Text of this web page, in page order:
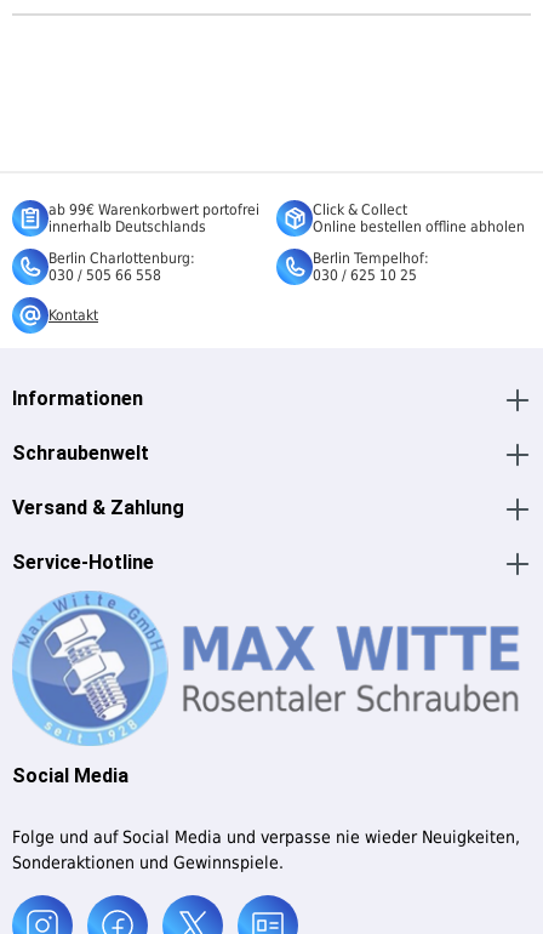
ab 99€ Warenkorbwert portofrei
innerhalb Deutschlands
Click & Collect
Online bestellen offline abholen
Berlin Charlottenburg:
030 / 505 66 558
Berlin Tempelhof:
030 / 625 10 25
Kontakt
Informationen
Schraubenwelt
Versand & Zahlung
Service-Hotline
Social Media
Folge und auf Social Media und verpasse nie wieder Neuigkeiten,
Sonderaktionen und Gewinnspiele.